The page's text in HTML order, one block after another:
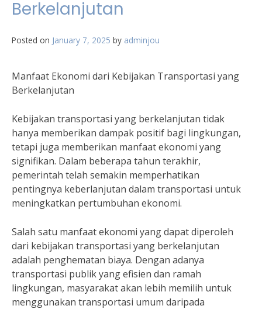
Berkelanjutan
Posted on January 7, 2025 by adminjou
Manfaat Ekonomi dari Kebijakan Transportasi yang
Berkelanjutan
Kebijakan transportasi yang berkelanjutan tidak
hanya memberikan dampak positif bagi lingkungan,
tetapi juga memberikan manfaat ekonomi yang
signifikan. Dalam beberapa tahun terakhir,
pemerintah telah semakin memperhatikan
pentingnya keberlanjutan dalam transportasi untuk
meningkatkan pertumbuhan ekonomi.
Salah satu manfaat ekonomi yang dapat diperoleh
dari kebijakan transportasi yang berkelanjutan
adalah penghematan biaya. Dengan adanya
transportasi publik yang efisien dan ramah
lingkungan, masyarakat akan lebih memilih untuk
menggunakan transportasi umum daripada